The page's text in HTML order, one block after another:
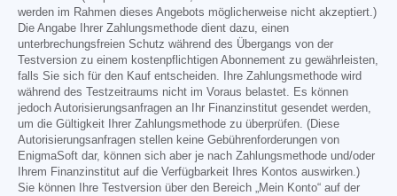
werden im Rahmen dieses Angebots möglicherweise nicht akzeptiert.)
Die Angabe Ihrer Zahlungsmethode dient dazu, einen
unterbrechungsfreien Schutz während des Übergangs von der
Testversion zu einem kostenpflichtigen Abonnement zu gewährleisten,
falls Sie sich für den Kauf entscheiden. Ihre Zahlungsmethode wird
während des Testzeitraums nicht im Voraus belastet. Es können
jedoch Autorisierungsanfragen an Ihr Finanzinstitut gesendet werden,
um die Gültigkeit Ihrer Zahlungsmethode zu überprüfen. (Diese
Autorisierungsanfragen stellen keine Gebührenforderungen von
EnigmaSoft dar, können sich aber je nach Zahlungsmethode und/oder
Ihrem Finanzinstitut auf die Verfügbarkeit Ihres Kontos auswirken.)
Sie können Ihre Testversion über den Bereich „Mein Konto“ auf der